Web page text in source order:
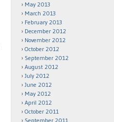
May 2013
March 2013
February 2013
December 2012
November 2012
October 2012
September 2012
August 2012
July 2012
June 2012
May 2012
April 2012
October 2011
September 2011